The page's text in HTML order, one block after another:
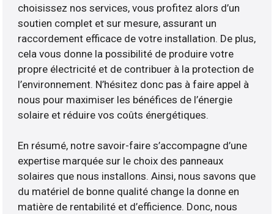
choisissez nos services, vous profitez alors d’un
soutien complet et sur mesure, assurant un
raccordement efficace de votre installation. De plus,
cela vous donne la possibilité de produire votre
propre électricité et de contribuer à la protection de
l’environnement. N’hésitez donc pas à faire appel à
nous pour maximiser les bénéfices de l’énergie
solaire et réduire vos coûts énergétiques.
En résumé, notre savoir-faire s’accompagne d’une
expertise marquée sur le choix des panneaux
solaires que nous installons. Ainsi, nous savons que
du matériel de bonne qualité change la donne en
matière de rentabilité et d’efficience. Donc, nous